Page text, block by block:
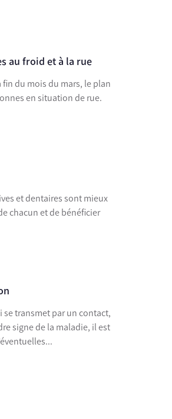
au froid et à la rue
du mois du mars, le plan
en situation de rue.
et dentaires sont mieux
chacun et de bénéficier
transmet par un contact,
signe de la maladie, il est
pour éviter d’éventuelles...